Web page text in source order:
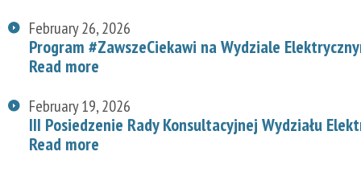
February 26, 2026
Program #ZawszeCiekawi na Wydziale
Read more
February 19, 2026
III Posiedzenie Rady Konsultacyjnej Wydziału
Read more